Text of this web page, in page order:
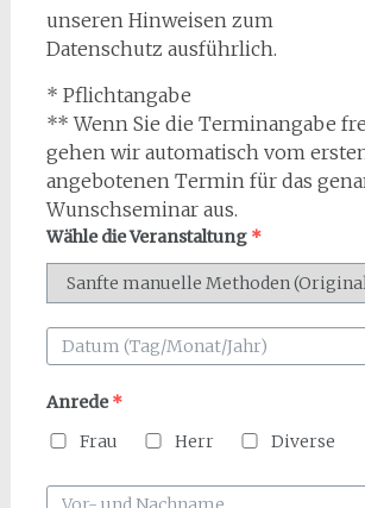
unseren Hinweisen zum
Datenschutz ausführlich.
* Pflichtangabe
** Wenn Sie die Terminangabe
gehen wir automatisch vom
angebotenen Termin für das
Wunschseminar aus.
Wähle die Veranstaltung *
Anrede *
Frau
Herr Diverse